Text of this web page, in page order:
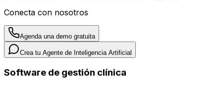
Conecta con nosotros
Agenda una demo gratuita
Crea tu Agente de Inteligencia Artificial
Software de gestión clínica